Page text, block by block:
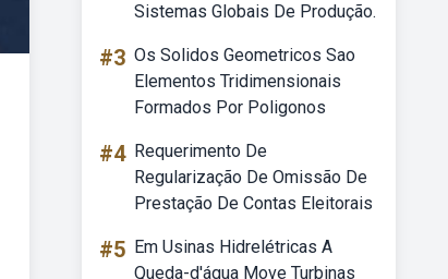
Sistemas Globais De Produção.
#3 Os Solidos Geometricos Sao
Elementos Tridimensionais
Formados Por Poligonos
#4 Requerimento De
Regularização De Omissão De
Prestação De Contas Eleitorais
#5 Em Usinas Hidrelétricas A
Queda-d'água Move Turbinas